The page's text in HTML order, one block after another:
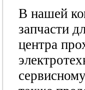
В нашей
запчасти
центра